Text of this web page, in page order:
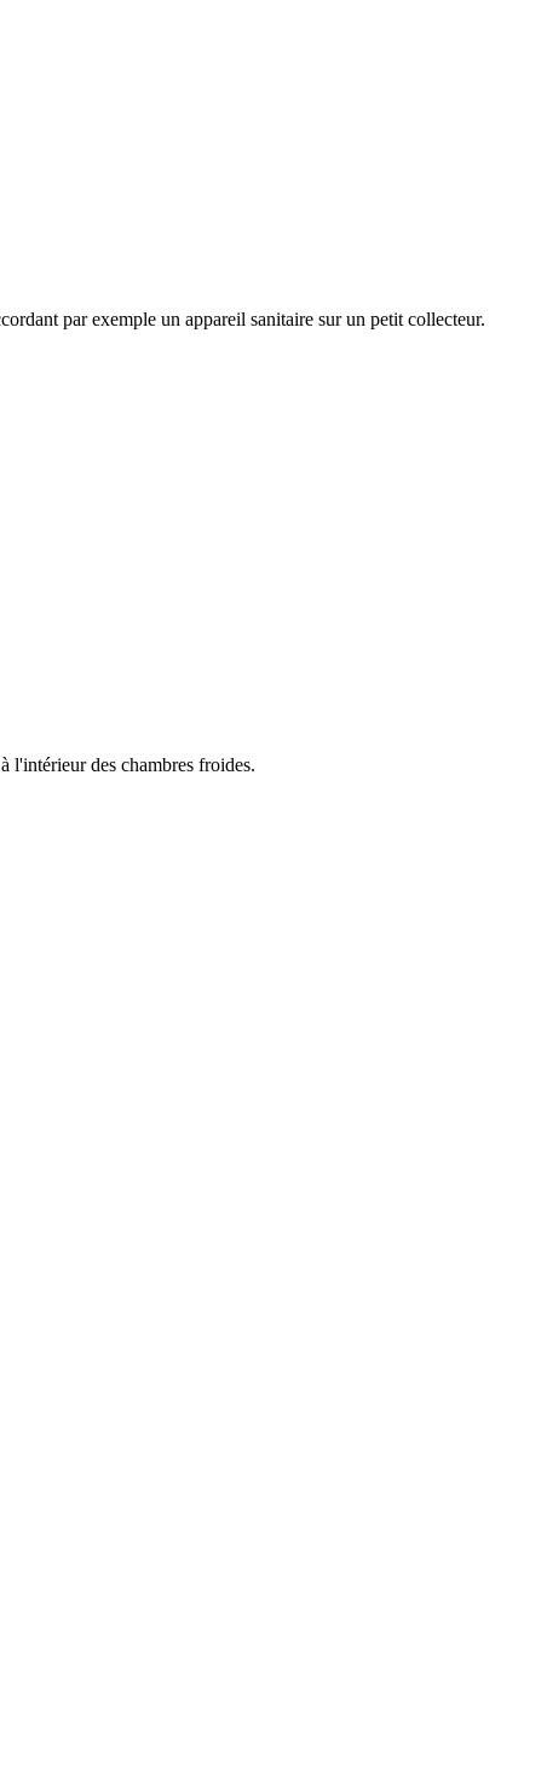
par exemple un appareil sanitaire sur un petit collecteur.
des chambres froides.